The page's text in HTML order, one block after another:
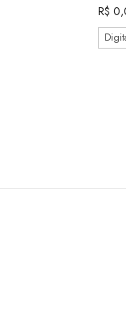
R$